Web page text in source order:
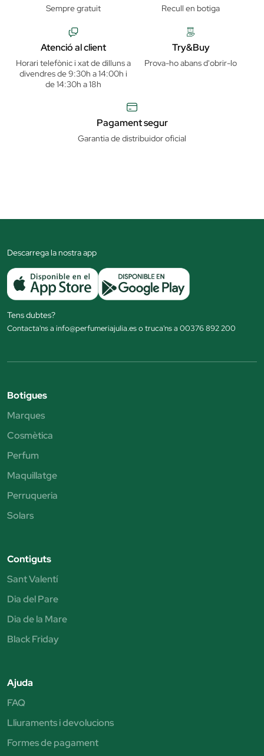
Sempre gratuit Recull en botiga
Atenció al client
Horari telefònic i xat de dilluns a
divendres de 9:30h a 14:00h i
de 14:30h a 18h
Try&Buy
Prova-ho abans d'obrir-lo
Pagament segur
Garantia de distribuidor oficial
Descarrega la nostra app
Tens dubtes?
Contacta'ns a info@perfumeriajulia.es o truca'ns a 00376 892 200
Botigues
Marques
Cosmètica
Perfum
Maquillatge
Perruqueria
Solars
Contiguts
Sant Valentí
Dia del Pare
Dia de la Mare
Black Friday
Ajuda
FAQ
Lliuraments i devolucions
Formes de pagament